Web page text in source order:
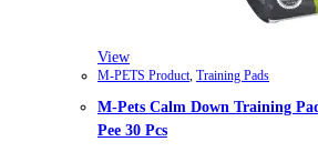
View
M-PETS Product, Training Pads
M-Pets Calm Down Training
Pee 30 Pcs